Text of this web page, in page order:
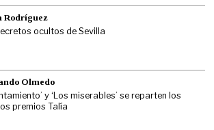
Rodríguez
ocultos de Sevilla
Olmedo
y ‘Los miserables’ se reparten los
premios Talía